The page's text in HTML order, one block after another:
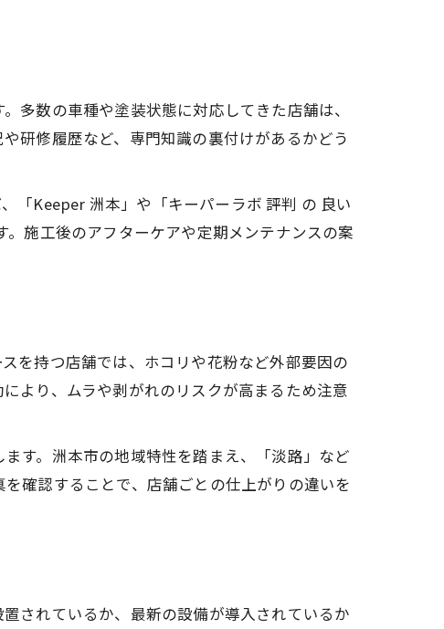
多数の車種や塗装状態に対応してきた店舗は、
研修履歴など、専門知識の裏付けがあるかどう
「Keeper 洲本」や「キーパーラボ 評判 の 良い
施工後のアフターケアや定期メンテナンスの案
を持つ店舗では、ホコリや花粉など外部要因の
より、ムラや剥がれのリスクが高まるため注意
す。洲本市の地域特性を踏まえ、「淡路」など
確認することで、店舗ごとの仕上がりの違いを
されているか、最新の設備が導入されているか